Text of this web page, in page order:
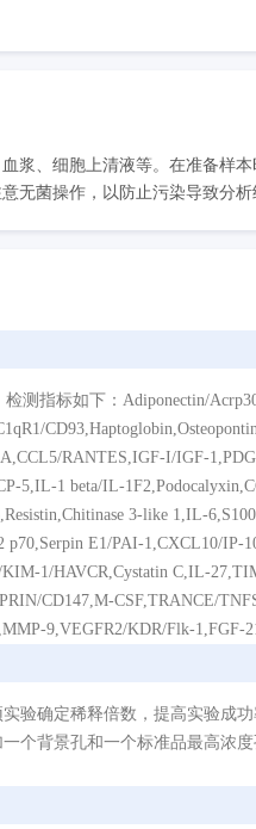
浆、细胞上清液等。在准备样
无菌操作，以防止污染导致分
测指标如下：Adiponectin/
RANTES,IGF-I/IGF-
5,IL-1 beta/IL-
3-like 1,IL-
p70,Serpin E1/PAI-1,CXCL10/
1/HAVCR,Cystatin C,IL-
CD147,M-CSF,TRANCE/
9,VEGFR2/KDR/Flk-1,FGF-
验确定稀释倍数，提高实验成
个背景孔和一个标准品最高浓